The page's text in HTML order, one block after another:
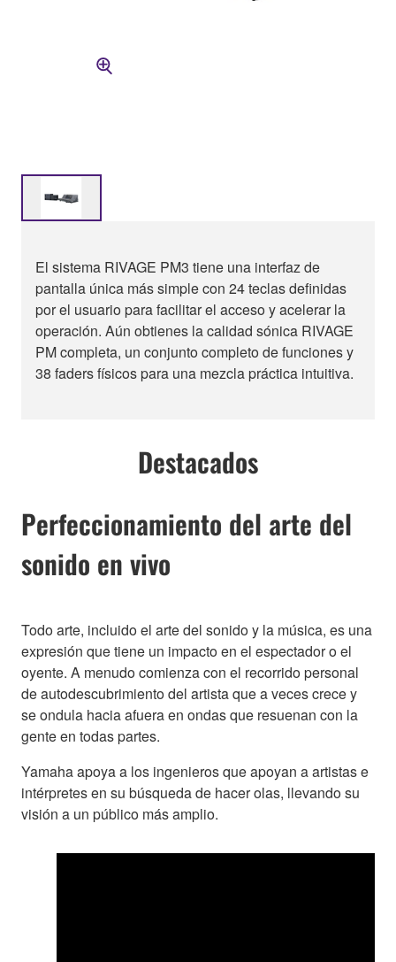
El sistema RIVAGE PM3 tiene una interfaz de
pantalla única más simple con 24 teclas definidas
por el usuario para facilitar el acceso y acelerar la
operación. Aún obtienes la calidad sónica RIVAGE
PM completa, un conjunto completo de funciones y
38 faders físicos para una mezcla práctica intuitiva.
Destacados
Perfeccionamiento del arte del
sonido en vivo
Todo arte, incluido el arte del sonido y la música, es una
expresión que tiene un impacto en el espectador o el
oyente. A menudo comienza con el recorrido personal
de autodescubrimiento del artista que a veces crece y
se ondula hacia afuera en ondas que resuenan con la
gente en todas partes.
Yamaha apoya a los ingenieros que apoyan a artistas e
intérpretes en su búsqueda de hacer olas, llevando su
visión a un público más amplio.